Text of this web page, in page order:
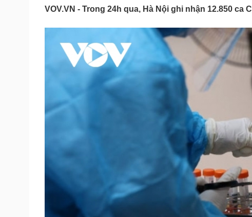
Pháp luật
Tư vấn luật
Quân sự - Quốc phòng
Việt Nam
Phân tích
Dinh dưỡng - món ngon
Cây thuốc
Sản phụ khoa
Làm đẹp - giảm cân
Đời sống
Tình yêu - Gia đình
Cải chính
VOV.VN - Trong 24h qua, Hà Nội ghi nhận 12.850 ca